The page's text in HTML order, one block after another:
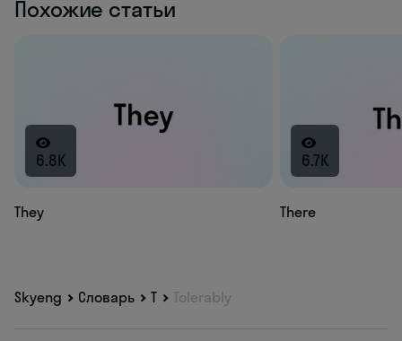
Похожие статьи
6.8K
They
6.7K
There
Skyeng Словарь T Tolerably